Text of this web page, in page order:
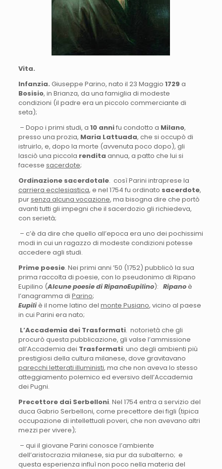
Vita.
Infanzia. Giuseppe Parino, nato il 23 Maggio 1729 a
Bosisio, in Brianza, da una famiglia di modeste
condizioni (il padre era un piccolo commerciante di
seta);
– Dopo i primi studi, a 10 annifu condotto a Milano,
presso una prozia, Maria Lattuada, che si occupò di
istruirlo, e, dopo la morte (avvenuta poco dopo), gli
lasciò una piccola rendita annua, a patto che lui si
facesse sacerdote;
Ordinazione sacerdotale. così Parini intraprese la
carriera ecclesiastica, e nel 1754 fu ordinato sacerdote,
pursenza alcuna vocazione, ma bisogna dire che portò
avanti tutti gli impegni che il sacerdozio gli richiedeva,
con serietà;
– c’è da dire che quello all’epoca era uno dei pochissimi
modi in cui un ragazzo di modeste condizioni potesse
accedere agli studi.
Prime poesie. Nei primi anni ’50 (1752) pubblicò la sua
prima raccolta di poesie, con lo pseudonimo di Ripano
Eupilino (Alcune poesie di RipanoEupilino): Ripanoè
l’anagramma di Parino;
Eupiliè il nome latino del monte Pusiano, vicino al paese
in cui Parini era nato;
L’Accademia dei Trasformati. notorietà che gli
procurò questa pubblicazione, gli valse l’ammissione
all’Accademia dei Trasformati: uno degli ambienti più
prestigiosi della cultura milanese, dove gravitavano
parecchi letterati illuministi, ma che non aveva lo stesso
atteggiamento polemico ed eversivo dell’Accademia
dei Pugni.
Precettore dai Serbelloni. Nel 1754 entra a servizio del
duca Gabrio Serbelloni, come precettore dei figli (tipica
occupazione di intellettuali poveri, che non avevano altri
mezzi per vivere);
– qui il giovane Parini conosce l’ambiente
dell’aristocrazia milanese, sia pur da subalterno; e
questa esperienza influì non poco nella materia del